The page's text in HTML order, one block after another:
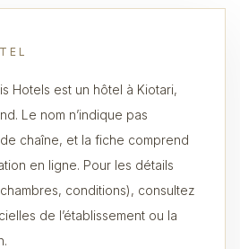
Hotels est un hôtel à Kiotari,
Le nom n’indique pas
chaîne, et la fiche comprend
en ligne. Pour les détails
conditions), consultez
de l’établissement ou la